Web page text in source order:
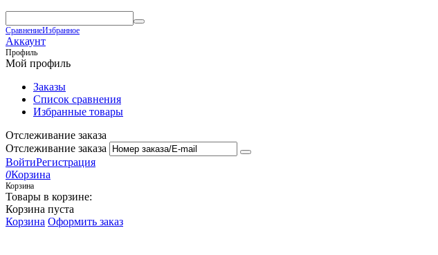
СравнениеИзбранное
Профиль
Аккаунт
Мой профиль
Заказы
Список сравнения
Избранные товары
Отслеживание заказа
Отслеживание заказа
ВойтиРегистрация
Корзина
0Корзина
Товары в корзине:
Корзина пуста
Корзина Оформить заказ